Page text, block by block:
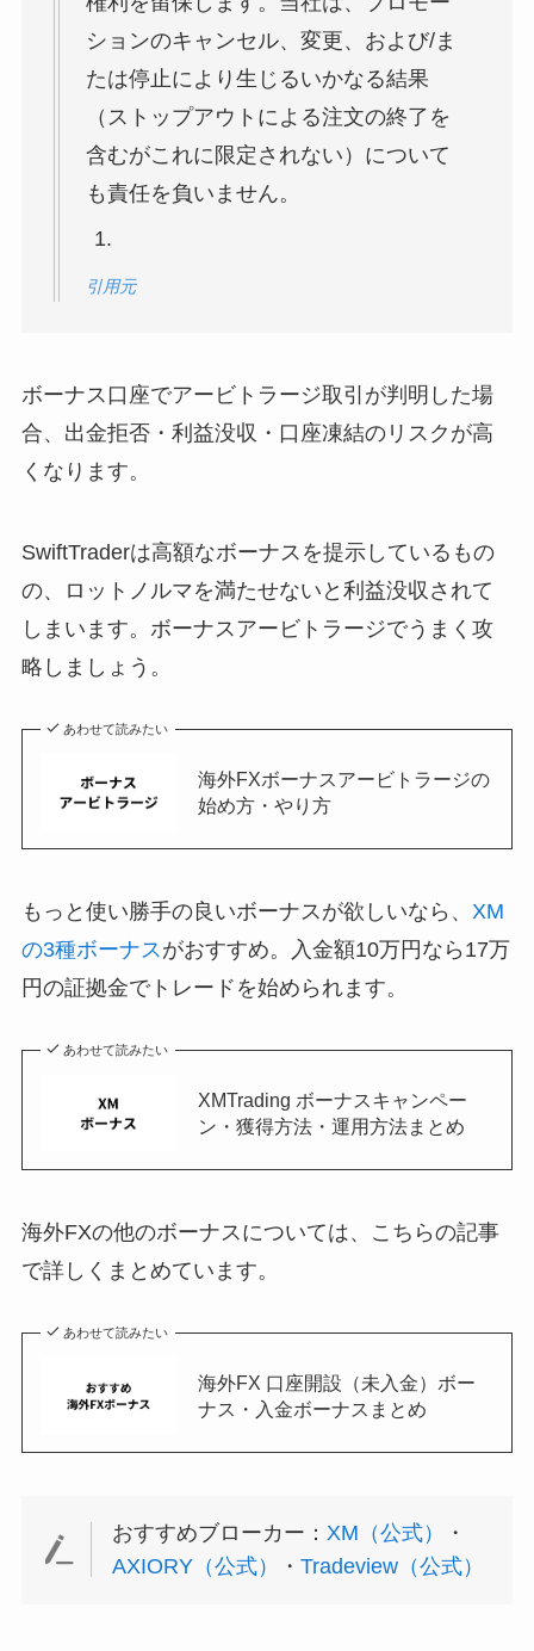
ションのキャンセル、変更、および/ま
たは停止により生じるいかなる結果
（ストップアウトによる注文の終了を
含むがこれに限定されない）について
も責任を負いません。
引用元
ボーナス口座でアービトラージ取引が判明した場
合、出金拒否・利益没収・口座凍結のリスクが高
くなります。
SwiftTraderは高額なボーナスを提示しているもの
の、ロットノルマを満たせないと利益没収されて
しまいます。ボーナスアービトラージでうまく攻
略しましょう。
あわせて読みたい
海外FXボーナスアービトラージの
始め方・やり方
もっと使い勝手の良いボーナスが欲しいなら、 XM
の3種ボーナス がおすすめ。入金額10万円なら17万
円の証拠金でトレードを始められます。
あわせて読みたい
XMTrading ボーナスキャンペー
ン・獲得方法・運用方法まとめ
海外FXの他のボーナスについては、こちらの記事
で詳しくまとめています。
あわせて読みたい
海外FX 口座開設（未入金）ボー
ナス・入金ボーナスまとめ
おすすめブローカー：XM（公式）
・
AXIORY（公式）
・Tradeview（公式）